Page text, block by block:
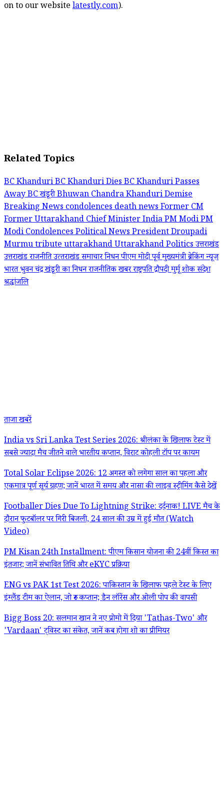
on to our website latestly.com).
Related Topics
BC KhanduriBC Khanduri DiesBC Khanduri Passes
AwayBC खंडूरीBhuwan Chandra Khanduri Demise
Breaking Newscondolencesdeath newsFormer CM
Former Uttarakhand Chief MinisterIndiaPM ModiPM
Modi CondolencesPolitical NewsPresident Droupadi
MurmutributeuttarakhandUttarakhand Politicsउत्तराखंड
उत्तराखंड राजनीतिउत्‍तराखंड समाचारनिधनपीएम मोदीपूर्व मुख्यमंत्रीब्रेकिंग न्यूज़
भारतभुवन चंद्र खंडूरी का निधनराजनीतिक खबरराष्ट्रपति द्रौपदी मुर्मूशोक संदेश
श्रद्धांजलि
ताजा खबरें
India vs Sri Lanka Test Series 2026: श्रीलंका के खिलाफ टेस्ट में
सबसे ज्यादा मैच जीतने वाले भारतीय कप्तान, विराट कोहली टॉप पर कायम
Total Solar Eclipse 2026: 12 अगस्त को लगेगा साल का पहला और
एकमात्र पूर्ण सूर्य ग्रहण; जानें भारत में समय और नासा की लाइव स्ट्रीमिंग कैसे देखें
Footballer Dies Due To Lightning Strike: दर्दनाक! LIVE मैच के
दौरान फुटबॉलर पर गिरी बिजली, 24 साल की उम्र में हुई मौत (Watch
Video)
PM Kisan 24th Installment: पीएम किसान योजना की 24वीं किस्त का
इंतजार; जानें संभावित तिथि और eKYC प्रक्रिया
ENG vs PAK 1st Test 2026: पाकिस्तान के खिलाफ पहले टेस्ट के लिए
इंग्लैंड टीम का ऐलान, जो रूट कप्तान; डैन लॉरेंस और ओली पोप की वापसी
Bigg Boss 20: सलमान खान ने नए प्रोमो में दिया 'Tathas-Two' और
'Vardaan' ट्विस्ट का संकेत, जानें कब होगा शो का प्रीमियर